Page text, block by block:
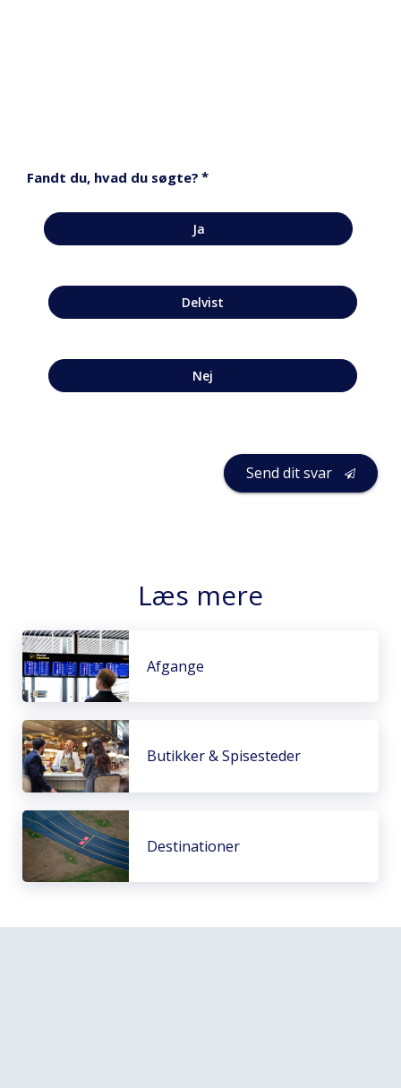
Fandt du, hvad du søgte? *
Ja
Delvist
Nej
Send dit svar
Læs mere
Afgange
Butikker & Spisesteder
Destinationer